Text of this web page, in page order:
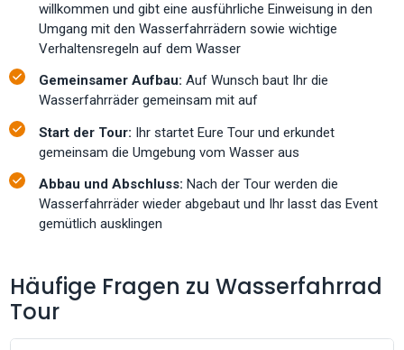
willkommen und gibt eine ausführliche Einweisung in den
Umgang mit den Wasserfahrrädern sowie wichtige
Verhaltensregeln auf dem Wasser
Gemeinsamer Aufbau: Auf Wunsch baut Ihr die
Wasserfahrräder gemeinsam mit auf
Start der Tour: Ihr startet Eure Tour und erkundet
gemeinsam die Umgebung vom Wasser aus
Abbau und Abschluss:Nach der Tour werden die
Wasserfahrräder wieder abgebaut und Ihr lasst das Event
gemütlich ausklingen
Häufige Fragen zu Wasserfahrrad
Tour